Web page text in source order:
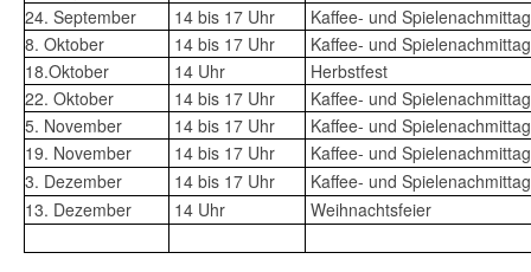
24. September
14 bis 17 Uhr
Kaffee- und Spielenachmittag
8. Oktober
14 bis 17 Uhr
Kaffee- und Spielenachmittag
18.Oktober
14 Uhr
Herbstfest
22. Oktober
14 bis 17 Uhr
Kaffee- und Spielenachmittag
5. November
14 bis 17 Uhr
Kaffee- und Spielenachmittag
19. November
14 bis 17 Uhr
Kaffee- und Spielenachmittag
3. Dezember
14 bis 17 Uhr
Kaffee- und Spielenachmittag
13. Dezember
14 Uhr Weihnachtsfeier